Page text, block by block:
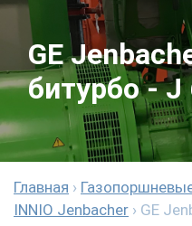
GE
битурбо - J
Главная ›
INNIO Jenbacher › GE